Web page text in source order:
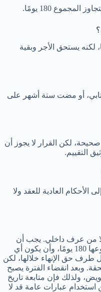
180 يومًا.
لكنه يستحق الأجر وبقية
كتابي، أو مضت ستة أشهر على
80 لإنهاء تجربة صحيحة، لكن القرار لا يجوز أن
التقييم.
الأحكام العادية للعقد ولا
من عرف داخلي. يجب أن
تكون مكتوبة ومحددة، وألا يتجاوز مجموعها 180 يومًا، وأن يكون أي
طرف حق الإنهاء خلالها، لكن
وبعد انقضاء الفترة يصبح
ولذلك فإن متابعة تاريخ
استخدام عبارات عامة قد لا